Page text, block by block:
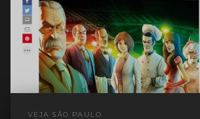
VEJA SÃO PAULO